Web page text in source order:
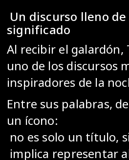
Un discurso lleno
significado
Al recibir el galardón,
uno de los discursos
inspiradores de la
Entre sus palabras,
un ícono:
no es solo un título,
implica representar